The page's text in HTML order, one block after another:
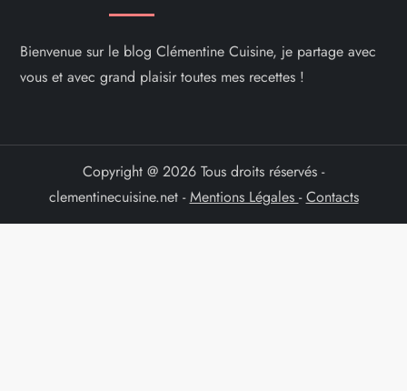
Bienvenue sur le blog Clémentine Cuisine, je partage avec
vous et avec grand plaisir toutes mes recettes !
Copyright @ 2026 Tous droits réservés -
clementinecuisine.net -Mentions Légales -Contacts